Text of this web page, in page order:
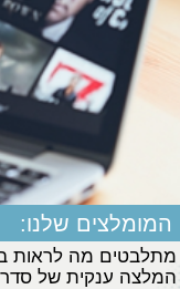
המומלצים שלנו:
מתלבטים מה לראות
המלצה ענקית של